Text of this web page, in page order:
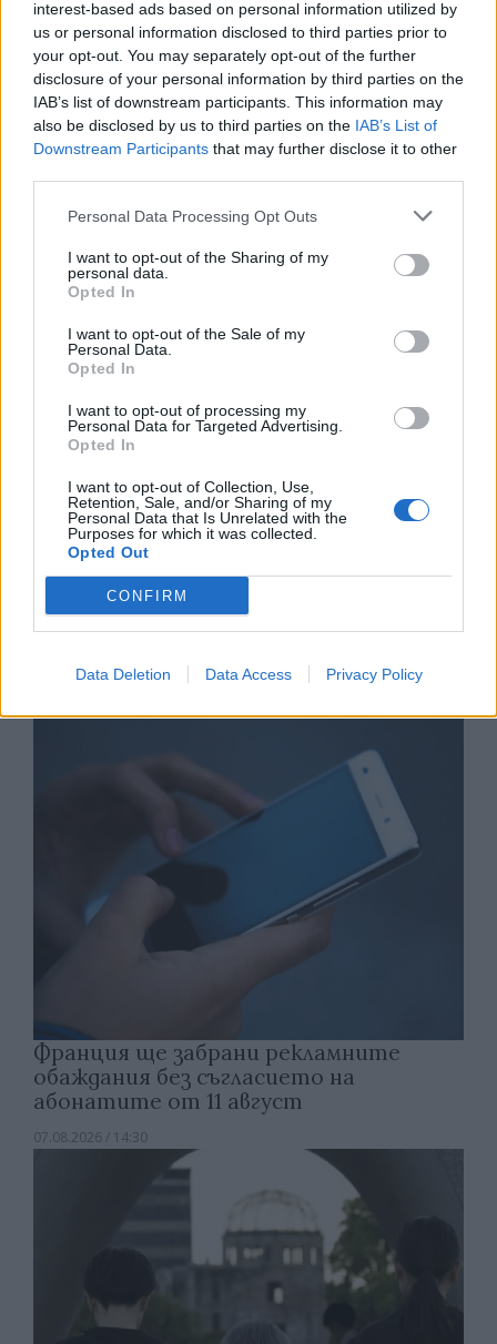
interest-based ads based on personal information utilized by
us or personal information disclosed to third parties prior to
your opt-out. You may separately opt-out of the further
disclosure of your personal information by third parties on the
IAB’s list of downstream participants. This information may
also be disclosed by us to third parties on the IAB’s List of
Downstream Participants that may further disclose it to other
Personal Data Processing Opt Outs
I want to opt-out of the Sharing of my
personal data.
Opted In
I want to opt-out of the Sale of my
Personal Data.
Opted In
I want to opt-out of processing my
Personal Data for Targeted Advertising.
Opted In
I want to opt-out of Collection, Use,
Retention, Sale, and/or Sharing of my
Personal Data that Is Unrelated with the
Purposes for which it was collected.
Opted Out
CONFIRM
Data Deletion Data Access Privacy Policy
създаде нови жизнеспособни вируси
07.08.2026 / 15:30
открития космос
Франция ще забрани рекламните
обаждания без съгласието на
абонатите от 11 август
07.08.2026 / 14:30